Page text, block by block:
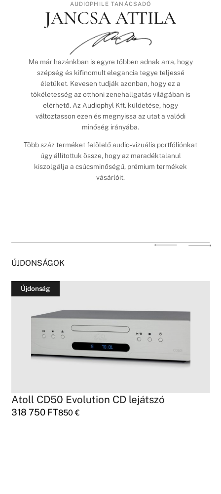
AUDIOPHILE TANÁCSADÓ
JANCSA ATTILA
Ma már hazánkban is egyre többen adnak arra, hogy
szépség és kifinomult elegancia tegye teljessé
életüket. Kevesen tudják azonban, hogy ez a
tökéletesség az otthoni zenehallgatás világában is
elérhető. Az Audiophyl Kft. küldetése, hogy
változtasson ezen és megnyissa az utat a valódi
minőség irányába.
Több száz terméket felölelő audio-vizuális portfóliónkat
úgy állítottuk össze, hogy az maradéktalanul
kiszolgálja a csúcsminőségű, prémium termékek
vásárlóit.
ÚJDONSÁGOK
Újdonság
Atoll CD50 Evolution CD lejátszó
318 750 FT850€